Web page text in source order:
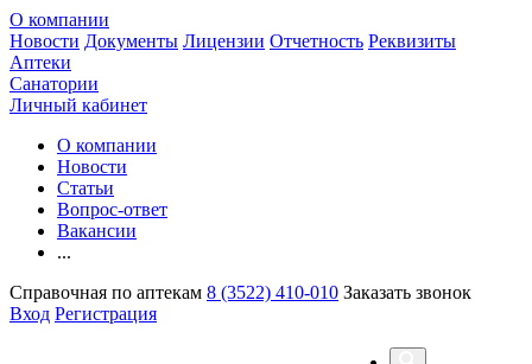
О компании
Новости Документы Лицензии Отчетность Реквизиты
Аптеки
Санатории
Личный кабинет
О компании
Новости
Статьи
Вопрос-ответ
Вакансии
...
Справочная по аптекам 8 (3522) 410-010 Заказать звонок
Вход Регистрация